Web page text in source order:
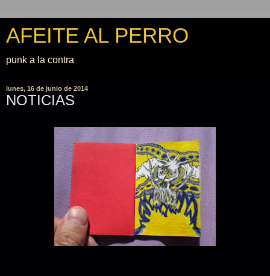
AFEITE AL PERRO
punk a la contra
lunes, 16 de junio de 2014
NOTICIAS